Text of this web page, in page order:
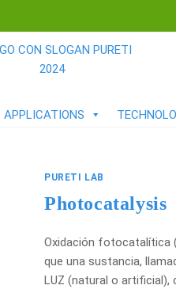
APPLICATIONS
PURETI LAB
Photocatalysis
Oxidación fotocatalítica
que una sustancia,
LUZ (natural o artificial),